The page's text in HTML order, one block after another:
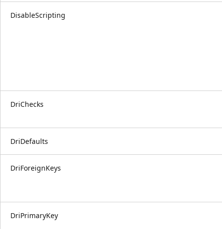
DisableScripting
DriChecks
DriDefaults
DriForeignKeys
DriPrimaryKey